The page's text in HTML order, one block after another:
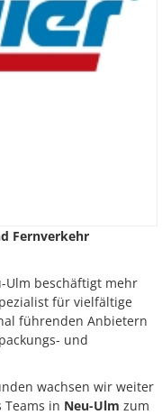
Fernverkehr
Ulm beschäftigt mehr
für vielfältige
führenden Anbietern
und
wachsen wir weiter
in Neu-Ulm zum